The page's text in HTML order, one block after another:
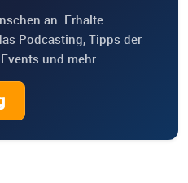
an. Erhalte
Podcasting, Tipps der
und mehr.